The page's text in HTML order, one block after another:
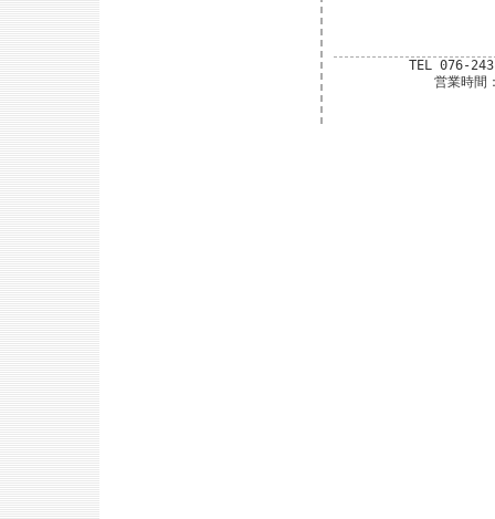
TEL 076-
営業時